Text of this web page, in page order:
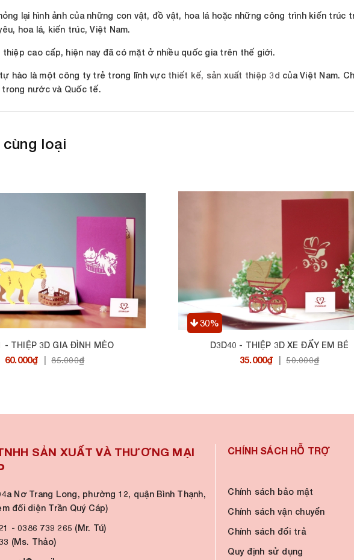
lại hình ảnh của những con vật, đồ vật, hoa lá hoặc những công trình kiến
hoa lá, kiến trúc, Việt Nam.
thiệp cao cấp, hiện nay đã có mặt ở nhiều quốc gia trên thế giới.
tự hào là một công ty trẻ trong lĩnh vực thiết kế, sản xuất thiệp 3d của Việt Nam.
nước và Quốc tế.
loại
30%
D3D40 - THIỆP 3D XE ĐẨY EM BÉ
29%
SẢN XUẤT VÀ THƯƠNG MẠI
Nơ Trang Long, phường 12, quận Bình Thạnh,
đối diện Trần Quý Cáp)
-0386 739 265 (Mr. Tú)
(Ms. Thảo)
CHÍNH SÁCH HỖ TRỢ
Chính sách bảo mật
Chính sách vận chuyển
Chính sách đổi trả
Quy định sử dụng